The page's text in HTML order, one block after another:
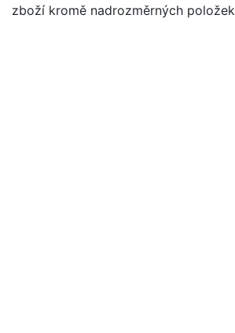
zboží kromě nadrozměrných položek